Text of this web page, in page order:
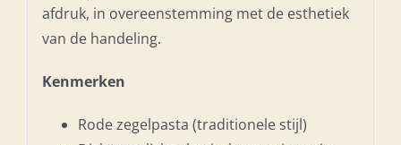
afdruk, in overeenstemming met de esthetiek
van de handeling.
Kenmerken
Rode zegelpasta (traditionele stijl)